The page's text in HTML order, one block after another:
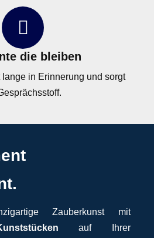
die bleiben
in Erinnerung und sorgt
Zauberkunst mit
auf Ihrer